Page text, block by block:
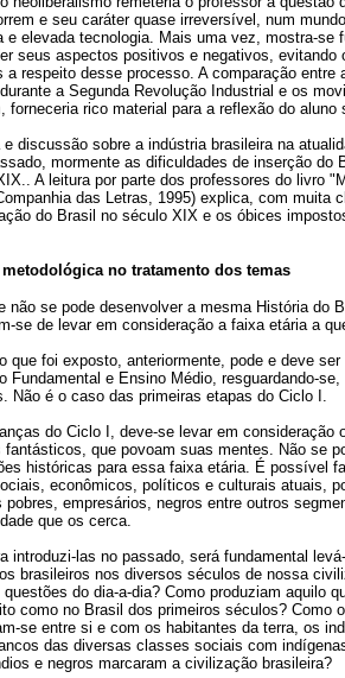
e seu caráter quase irreversível, num
e elevada tecnologia. Mais uma vez, mostra-se
seus aspectos positivos e negativos, evitando
a respeito desse processo. A comparação entre
a Segunda Revolução Industrial e os
forneceria rico material para a reflexão do aluno
e discussão sobre a indústria brasileira na
mormente as dificuldades de inserção do
A leitura por parte dos professores do livro
das Letras, 1995) explica, com muita
do Brasil no século XIX e os óbices
no tratamento dos temas
não se pode desenvolver a mesma História do
se de levar em consideração a faixa etária a
que foi exposto, anteriormente, pode e deve
Fundamental e Ensino Médio, resguardando-
Não é o caso das primeiras etapas do Ciclo I.
do Ciclo I, deve-se levar em
fantásticos, que povoam suas mentes. Não se
históricas para essa faixa etária. É possível
econômicos, políticos e culturais atuais,
pobres, empresários, negros entre outros
que os cerca.
introduzi-las no passado, será fundamental
brasileiros nos diversos séculos de nossa
questões do dia-a-dia? Como produziam aquilo
como no Brasil dos primeiros séculos? Como
se entre si e com os habitantes da terra, os
das diversas classes sociais com
e negros marcaram a civilização brasileira?